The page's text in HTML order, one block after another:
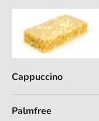
Cappuccino
Palmfree